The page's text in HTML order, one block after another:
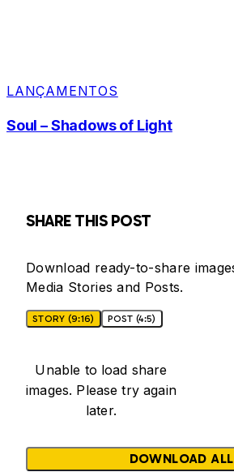
LANÇAMENTOS
Soul – Shadows of Light
SHARE THIS POST
Download ready-to-share
Media Stories and Posts.
STORY (9:16) POST (4:5)
Unable to load share
images. Please try again
later.
DOWNLOAD ALL